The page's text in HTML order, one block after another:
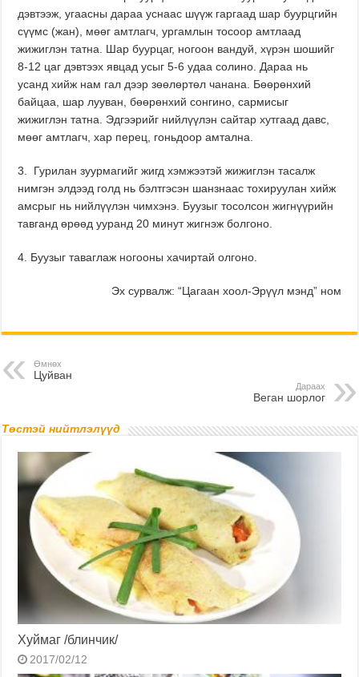
дэвтээж, угаасны дараа уснаас шүүж гаргаад шар буурцгийн
сүүмс (жан), мөөг амтлагч, ургамлын тосоор амтлаад
жижиглэн татна. Шар буурцаг, ногоон вандуй, хүрэн шошийг
8-12 цаг дэвтээх явцад усыг 5-6 удаа солино. Дараа нь
усанд хийж нам гал дээр зөөлөртөл чанана. Бөөрөнхий
байцаа, шар лууван, бөөрөнхий сонгино, сармисыг
жижиглэн татна. Эдгээрийг нийлүүлэн сайтар хутгаад давс,
мөөг амтлагч, хар перец, гоньдоор амтална.
3. Гурилан зуурмагийг жигд хэмжээтэй жижиглэн тасалж
нимгэн элдээд голд нь бэлтгэсэн шанзнаас тохируулан хийж
амсрыг нь нийлүүлэн чимхэнэ. Буузыг тосолсон жигнүүрийн
тавганд өрөөд ууранд 20 минут жигнэж болгоно.
4. Буузыг таваглаж ногооны хачиртай олгоно.
Эх сурвалж: “Цагаан хоол-Эрүүл мэнд” ном
Өмнөх
Цуйван
Дараах
Веган шорлог
Төстэй нийтлэлүүд
Хуймаг /блинчик/
2017/02/12